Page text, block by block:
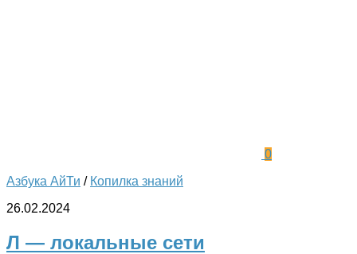
0
Азбука АйТи / Копилка знаний
26.02.2024
Л — локальные сети